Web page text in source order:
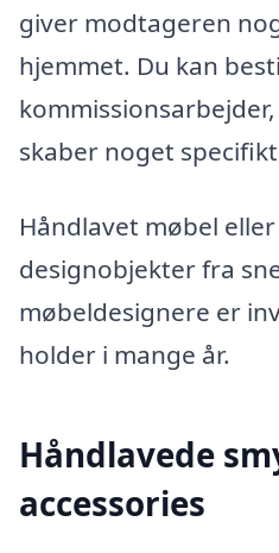
giver modtageren
hjemmet. Du kan
skaber noget
Håndlavet møbel
designobjekter fra
møbeldesignere er
holder i mange år.
Håndlavede
accessories